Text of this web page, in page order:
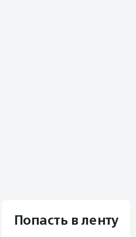
Попасть в ленту